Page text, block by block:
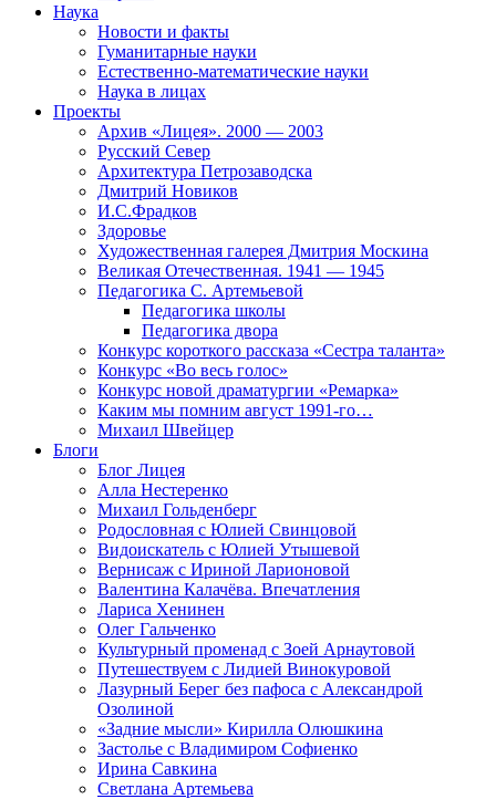
Наука
Новости и факты
Гуманитарные науки
Естественно-математические науки
Наука в лицах
Проекты
Архив «Лицея». 2000 — 2003
Русский Север
Архитектура Петрозаводска
Дмитрий Новиков
И.С.Фрадков
Здоровье
Художественная галерея Дмитрия Москина
Великая Отечественная. 1941 — 1945
Педагогика С. Артемьевой
Педагогика школы
Педагогика двора
Конкурс короткого рассказа «Сестра таланта»
Конкурс «Во весь голос»
Конкурс новой драматургии «Ремарка»
Каким мы помним август 1991-го…
Михаил Швейцер
Блоги
Блог Лицея
Алла Нестеренко
Михаил Гольденберг
Родословная с Юлией Свинцовой
Видоискатель с Юлией Утышевой
Вернисаж с Ириной Ларионовой
Валентина Калачёва. Впечатления
Лариса Хенинен
Олег Гальченко
Культурный променад с Зоей Арнаутовой
Путешествуем с Лидией Винокуровой
Лазурный Берег без пафоса с Александрой
Озолиной
«Задние мысли» Кирилла Олюшкина
Застолье с Владимиром Софиенко
Ирина Савкина
Светлана Артемьева